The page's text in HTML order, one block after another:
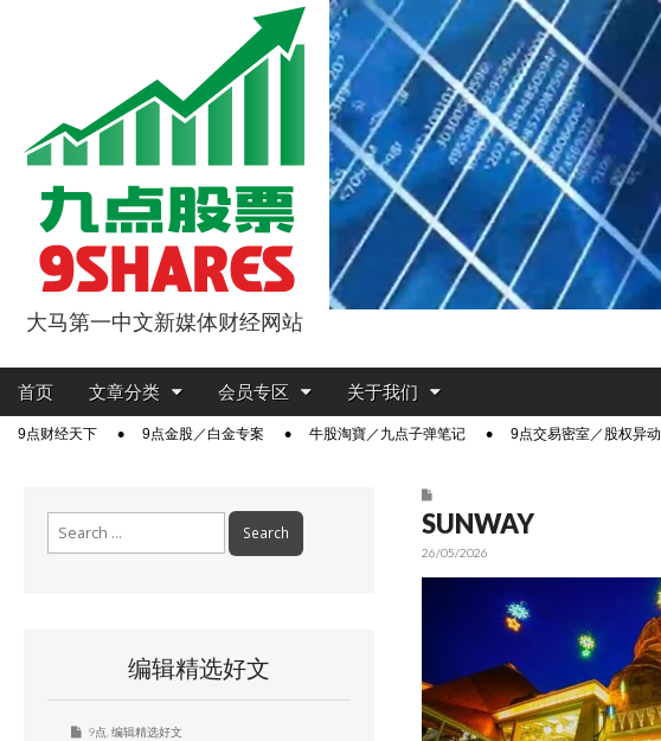
9点股票
大马第一中文新媒体财经网站
Main
Skip
content
首页 文章分类 会员专区 关于我们
Sub9点财经天下 9点金股／白金专案 牛股淘寶／九点子弹笔记 9点交易密室／股权异动
SUNWAY
26/05/2026
编辑精选好文
9点 编辑精选好文